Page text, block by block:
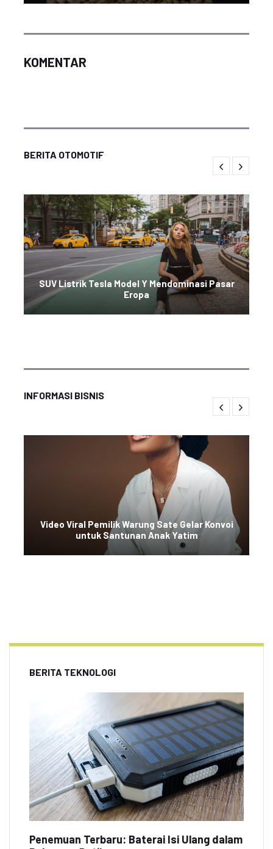
KOMENTAR
BERITA OTOMOTIF
SUV Listrik Tesla Model Y Mendominasi Pasar
Eropa
INFORMASI BISNIS
Video Viral Pemilik Warung Sate Gelar Konvoi
untuk Santunan Anak Yatim
BERITA TEKNOLOGI
Penemuan Terbaru: Baterai Isi Ulang dalam